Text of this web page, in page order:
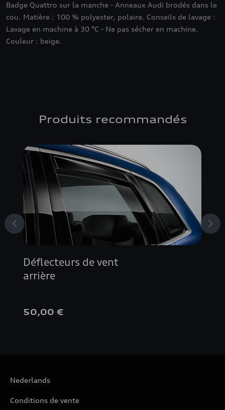
Badge Quattro sur la manche - Anneaux Audi brodés dans le
cou. Matière : 100 % polyester, polaire. Conseils de lavage :
Lavage en machine à 30 °C - Ne pas sécher en machine.
Couleur : beige.
Produits recommandés
Déflecteurs de vent
arrière
50,00 €
Nederlands
Conditions de vente